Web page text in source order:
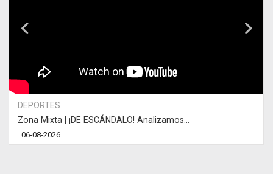
DEPORTES
Zona Mixta | ¡DE ESCÁNDALO! Analizamos...
06-08-2026